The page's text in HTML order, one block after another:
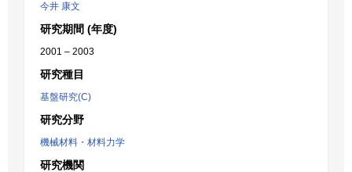
今井 康文
研究期間 (年度)
2001 – 2003
研究種目
基盤研究(C)
研究分野
機械材料・材料力学
研究機関